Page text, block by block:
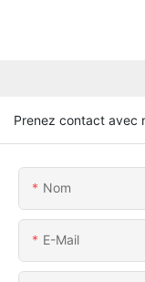
Prenez contact avec
Nom
E-Mail